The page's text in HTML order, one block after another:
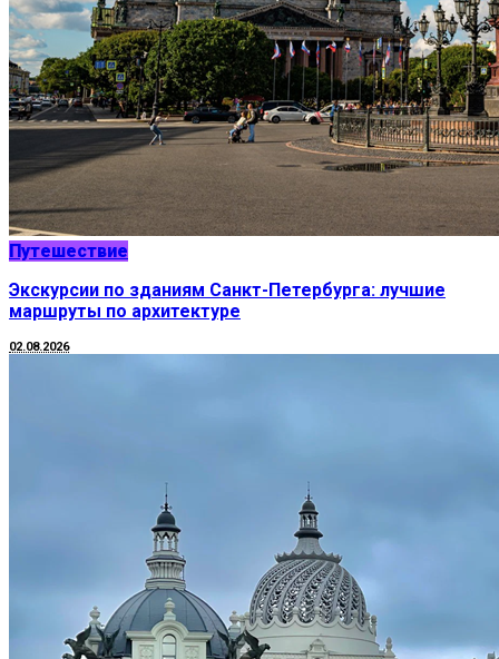
Путешествие
Экскурсии по зданиям Санкт-Петербурга: лучшие
маршруты по архитектуре
02.08.2026